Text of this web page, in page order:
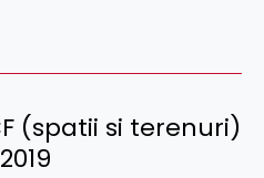
(spatii si terenuri)